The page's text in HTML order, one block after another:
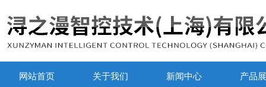
网站首页 关于我们 新闻中心 产品